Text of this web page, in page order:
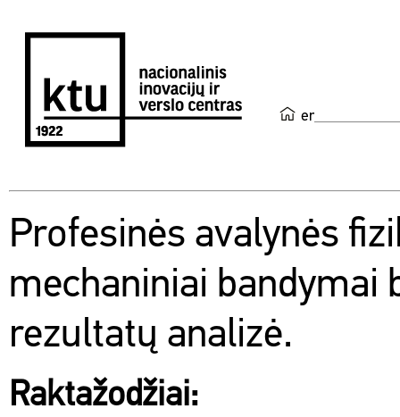
en
Profesinės avalynės
mechaniniai bandymai
rezultatų analizė.
Raktažodžiai: